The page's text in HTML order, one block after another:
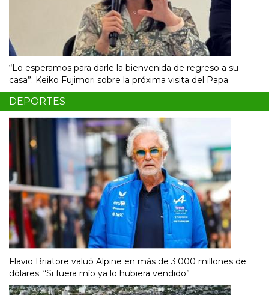
“Lo esperamos para darle la bienvenida de regreso a su
casa”: Keiko Fujimori sobre la próxima visita del Papa
DEPORTES
Flavio Briatore valuó Alpine en más de 3.000 millones de
dólares: “Si fuera mío ya lo hubiera vendido”